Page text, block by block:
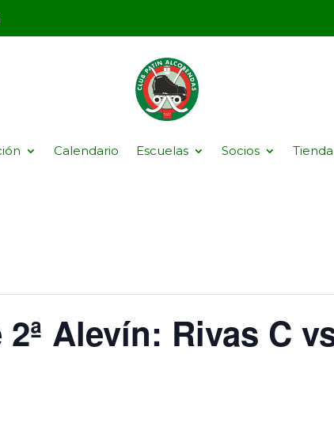
Calendario Escuelas Socios Tienda
2ª Alevín: Rivas C